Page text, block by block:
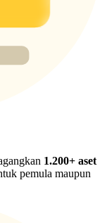
1.200+ aset
pemula maupun